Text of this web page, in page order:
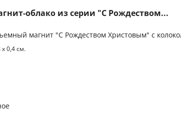
облако из серии "С Рождеством...
магнит "С Рождеством Христовым" с
x 0,4 см.